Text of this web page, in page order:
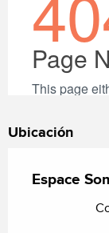
Ubicación
Espace